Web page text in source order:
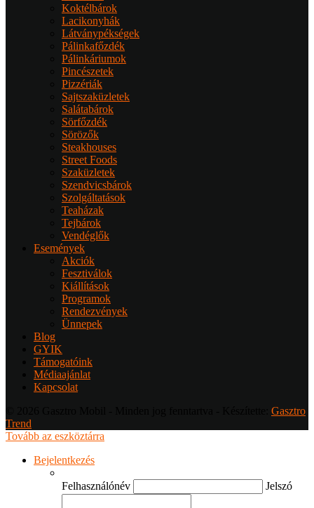
Koktélbárok
Lacikonyhák
Látványpékségek
Pálinkafőzdék
Pálinkáriumok
Pincészetek
Pizzériák
Sajtszaküzletek
Salátabárok
Sörfőzdék
Sörözők
Steakhouses
Street Foods
Szaküzletek
Szendvicsbárok
Szolgáltatások
Teaházak
Tejbárok
Vendéglők
Események
Akciók
Fesztiválok
Kiállítások
Programok
Rendezvények
Ünnepek
Blog
GYIK
Támogatóink
Médiaajánlat
Kapcsolat
Gasztro
Trend
Tovább az eszköztárra
Bejelentkezés
Felhasználónév Jelszó